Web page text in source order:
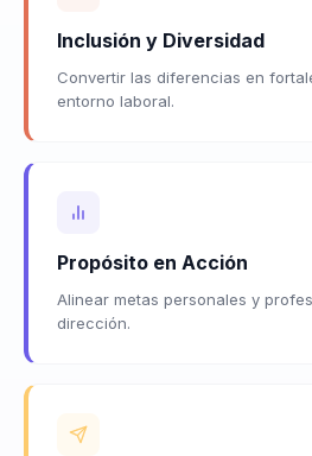
Inclusión y Diversidad
Convertir las diferencias en
entorno laboral.
Propósito en Acción
Alinear metas personales y
dirección.